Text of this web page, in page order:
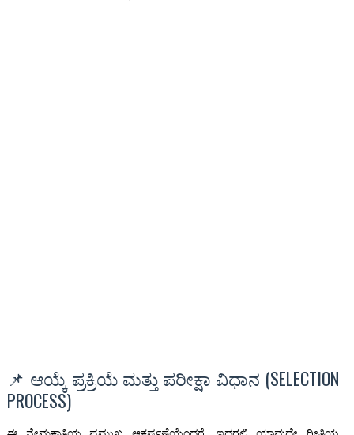
📌 ಆಯ್ಕೆ ಪ್ರಕ್ರಿಯೆ ಮತ್ತು ಪರೀಕ್ಷಾ ವಿಧಾನ (SELECTION
PROCESS)